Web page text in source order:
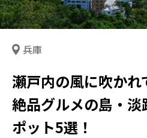
兵庫
瀬戸内の風に吹かれ
絶品グルメの島・
ポット5選！